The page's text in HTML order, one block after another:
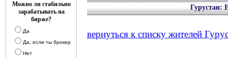
Можно ли стабильно
зарабатывать на
бирже?
Да
Да, если ты брокер
Нет
Гурустан:
вернуться к списку жителей